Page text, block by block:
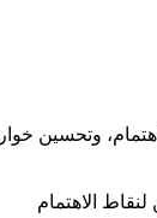
وتحسين
الاهتمام